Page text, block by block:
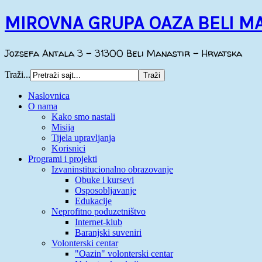
MIROVNA GRUPA OAZA BELI
Jozsefa Antala 3 - 31300 Beli Manastir - Hrvatska
Traži...
Naslovnica
O nama
Kako smo nastali
Misija
Tijela upravljanja
Korisnici
Programi i projekti
Izvaninstitucionalno obrazovanje
Obuke i kursevi
Osposobljavanje
Edukacije
Neprofitno poduzetništvo
Internet-klub
Baranjski suveniri
Volonterski centar
"Oazin" volonterski centar